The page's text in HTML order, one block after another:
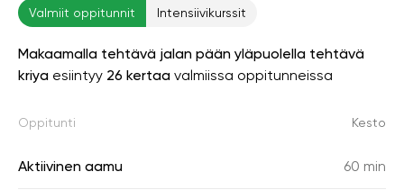
Valmiit oppitunnit Intensiivikurssit
Makaamalla tehtävä jalan pään yläpuolella tehtävä
kriya esiintyy 26 kertaa valmiissa oppitunneissa
Oppitunti Kesto
Aktiivinen aamu 60 min